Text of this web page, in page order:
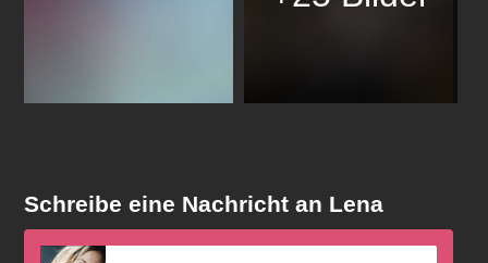
Schreibe eine Nachricht an Lena